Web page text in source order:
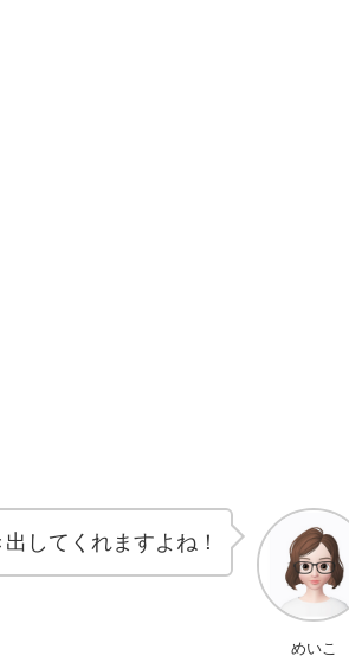
めいこ
してくれますよね！